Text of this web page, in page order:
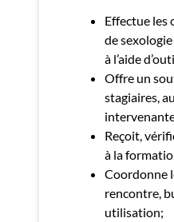
Effectue les
de
à l’aide
Offre un
stagiaires,
Reçoit,
à la
Coordonne
rencontre,
utilisation;